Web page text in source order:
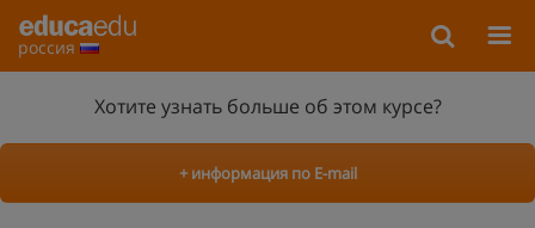
россия
Хотите узнать больше об этом курсе?
+ информация по E-mail